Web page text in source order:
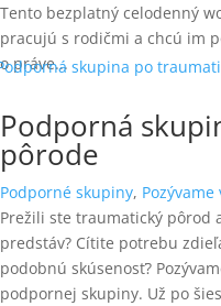
Tento bezplatný celodenný
pracujú s rodičmi a chcú im
o práve...
Podporná
pôrode
Podporné skupiny, Pozývame
Prežili ste traumatický pôrod
predstáv? Cítite potrebu
podobnú skúsenosť?
podpornej skupiny. Už po